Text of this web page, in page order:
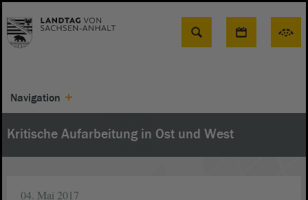
Suche
Navigation
Kritische Aufarbeitung in Ost und West
04. Mai 2017